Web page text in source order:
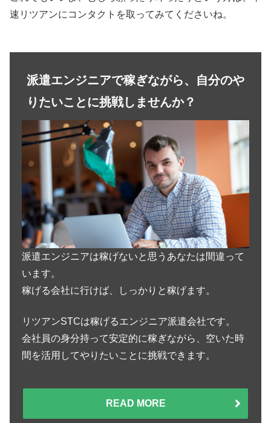
速リツアンにコンタクトを取ってみてくださいね。
派遣エンジニアで稼ぎながら、自分のや
りたいことに挑戦しませんか？
派遣エンジニアは稼げないと思うあなたは間違って
います。
稼げる会社に行けば、しっかりと稼げます。
リツアンSTCは稼げるエンジニア派遣会社です。
会社員の身分持って安定的に稼ぎながら、空いた時
間を活用してやりたいことに挑戦できます。
READ MORE